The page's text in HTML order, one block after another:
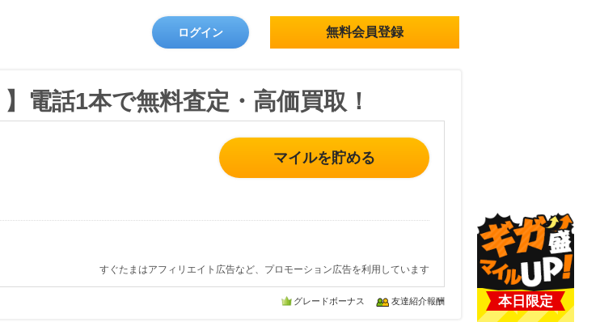
ログイン 無料会員登録
電話1本で無料査定・高価買取！
マイルを貯める
すぐたまはアフィリエイト広告など、プロモーション広告を利用しています
グレードボーナス 友達紹介報酬 本日限定